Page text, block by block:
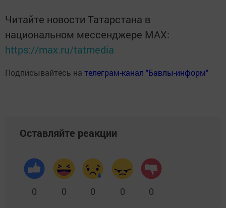
Читайте новости Татарстана в
национальном мессенджере MАХ:
https://max.ru/tatmedia
Подписывайтесь на телеграм-канал "Бавлы-информ"
Оставляйте реакции
0 0 0 0 0